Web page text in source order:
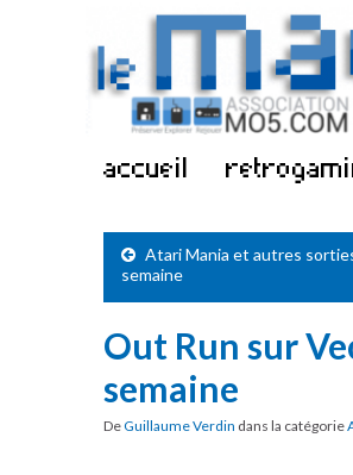
accueil
Atari Mania et autres
semaine
Out Run sur
semaine
DeGuillaume Verdin dans la catégorie